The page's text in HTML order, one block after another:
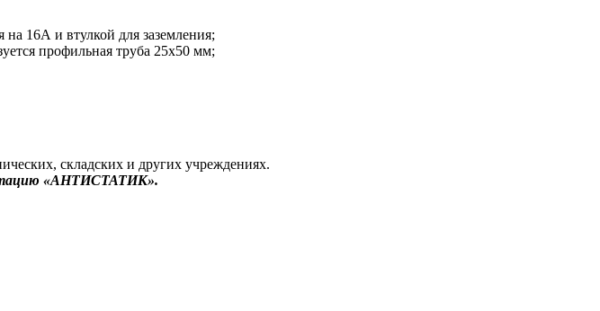
16А и втулкой для заземления;
профильная труба 25х50 мм;
складских и других учреждениях.
«АНТИСТАТИК».